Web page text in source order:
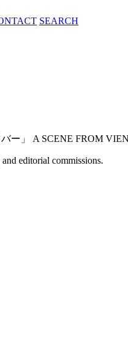
SEARCH
ー」 A SCENE FROM
editorial commissions.